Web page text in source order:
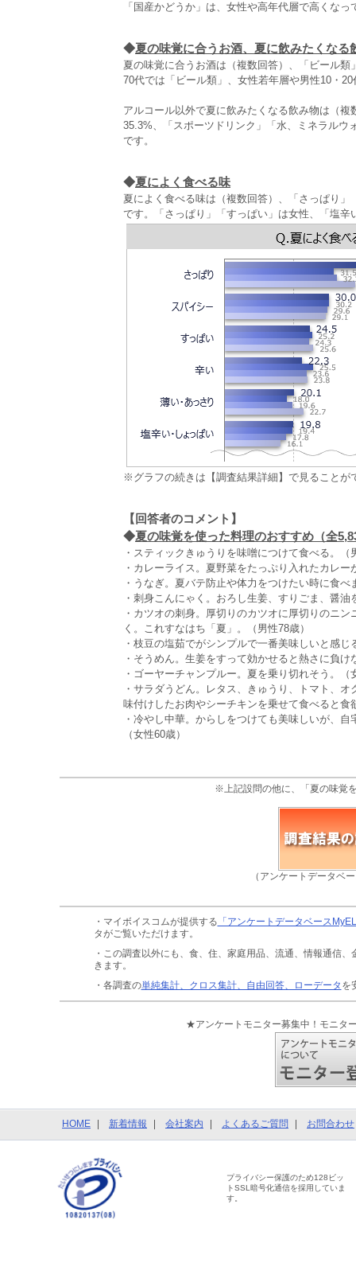
「国産かどうか」は、女性や高年代層で高くなっ
◆夏の味覚に合うお酒、夏に飲みたくなる
夏の味覚に合うお酒は（複数回答）、「ビール
70代では「ビール類」、女性若年層や男性10・
アルコール以外で夏に飲みたくなる飲み物は（
35.3%、「スポーツドリンク」「水、ミネラルウ
です。
◆夏によく食べる味
夏によく食べる味は（複数回答）、「さっぱり
です。「さっぱり」「すっぱい」は女性、「塩
※グラフの続きは【調査結果詳細】で見ることが
【回答者のコメント】
◆夏の味覚を使った料理のおすすめ（全
・スティックきゅうりを味噌につけて食べる。（
・カレーライス。夏野菜をたっぷり入れたカレ
・うなぎ。夏バテ防止や体力をつけたい時に食
・刺身こんにゃく。おろし生姜、すりごま、醤
・カツオの刺身。厚切りのカツオに厚切りのニ
く。これすなはち「夏」。（男性78歳）
・枝豆の塩茹でがシンプルで一番美味しいと感
・そうめん。生姜をすって効かせると熱さに負け
・ゴーヤーチャンプルー。夏を乗り切れそう。（
・サラダうどん。レタス、きゅうり、トマト、
味付けしたお肉やシーチキンを乗せて食べると
・冷やし中華。からしをつけても美味しいが、
（女性60歳）
※上記設問の他に、「夏の味覚
（アンケートデータベ
・マイボイスコムが提供する 「アンケートデータベース
タがご覧いただけます。
・この調査以外にも、食、住、家庭用品、流通、情報通信、
きます。
・各調査の単純集計、クロス集計、自由回答、ローデータ を
★アンケートモニター募集中！モニタ
HOME 新着情報 会社案内 よくあるご質問 お問合わせ
プライバシー保護のため128ビッ
トSSL暗号化通信を採用していま
す。